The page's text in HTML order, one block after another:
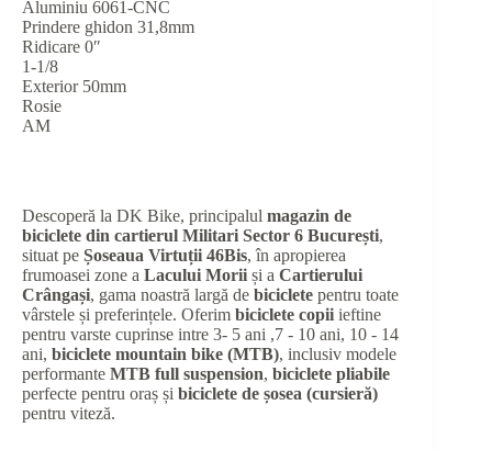
Aluminiu 6061-CNC
Prindere ghidon 31,8mm
Ridicare 0″
1-1/8
Exterior 50mm
Rosie
AM
Descoperă la DK Bike, principalul magazin de
biciclete din cartierul Militari Sector 6 București,
situat pe Șoseaua Virtuții 46Bis, în apropierea
frumoasei zone a Lacului Morii și a Cartierului
Crângași, gama noastră largă de biciclete pentru toate
vârstele și preferințele. Oferim biciclete copii ieftine
pentru varste cuprinse intre 3- 5 ani ,7 - 10 ani, 10 - 14
ani, biciclete mountain bike (MTB), inclusiv modele
performante MTB full suspension, biciclete pliabile
perfecte pentru oraș și biciclete de șosea (cursieră)
pentru viteză.